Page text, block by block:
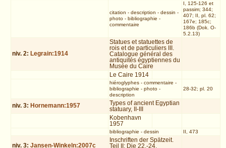
citation - description - dessin -
photo- bibliographie -
commentaire
I, 125-126 et
passim; 344;
407; II, pl. 62;
167e; 185c;
186b (Dok. O-
5.2.13)
niv. 2: Legrain:1914
Statues et statuettes de
rois et de particuliers III.
Catalogue général des
antiquités égyptiennes du
Musée du Caire
Le Caire 1914
hiéroglyphes- commentaire -
bibliographie - photo-
description
28-32; pl. 20
niv. 3: Hornemann:1957
Types of ancient Egyptian
statuary, II-III
Kobenhavn
1957
bibliographie - dessin II, 473
niv. 3:Jansen-Winkeln:2007c
Inschriften der Spätzeit.
Teil II: Die 22.-24.